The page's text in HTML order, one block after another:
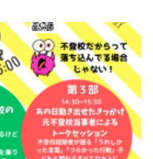
わせ